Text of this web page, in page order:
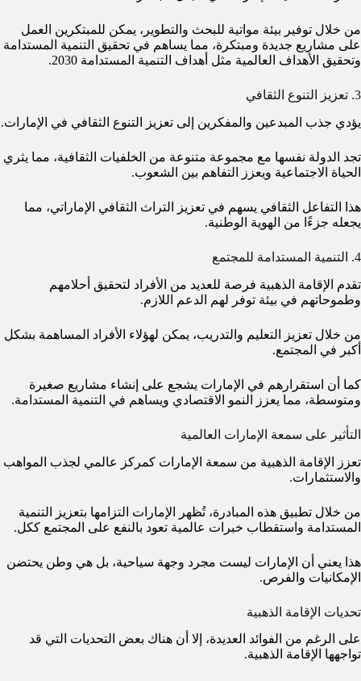
من خلال توفير بيئة مواتية للبحث والتطوير، يمكن للمبتكرين العمل
على مشاريع جديدة ومبتكرة، مما يساهم في تحقيق التنمية المستدامة
وتحقيق الأهداف العالمية مثل أهداف التنمية المستدامة 2030.
3. تعزيز التنوع الثقافي
يؤدي جذب المبدعين والمفكرين إلى تعزيز التنوع الثقافي في الإمارات.
تجد الدولة نفسها مع مجموعة متنوعة من الخلفيات الثقافية، مما يثري
الحياة الاجتماعية ويعزز التفاهم بين الشعوب.
هذا التفاعل الثقافي يسهم في تعزيز التراث الثقافي الإماراتي، مما
يجعله جزءًا من الهوية الوطنية.
4. التنمية المستدامة للمجتمع
تقدم الإقامة الذهبية فرصة للعديد من الأفراد لتحقيق أحلامهم
وطموحاتهم في بيئة توفر لهم الدعم اللازم.
من خلال تعزيز التعليم والتدريب، يمكن لهؤلاء الأفراد المساهمة بشكل
أكبر في المجتمع.
كما أن استقرارهم في الإمارات يشجع على إنشاء مشاريع صغيرة
ومتوسطة، مما يعزز النمو الاقتصادي ويساهم في التنمية المستدامة.
التأثير على سمعة الإمارات العالمية
تعزز الإقامة الذهبية من سمعة الإمارات كمركز عالمي لجذب المواهب
والاستثمارات.
من خلال تطبيق هذه المبادرة، تُظهر الإمارات التزامها بتعزيز التنمية
المستدامة واستقطاب خبرات عالمية تعود بالنفع على المجتمع ككل.
هذا يعني أن الإمارات ليست مجرد وجهة سياحية، بل هي وطن يحتضن
الإمكانيات والفرص.
تحديات الإقامة الذهبية
على الرغم من الفوائد العديدة، إلا أن هناك بعض التحديات التي قد
تواجهها الإقامة الذهبية.